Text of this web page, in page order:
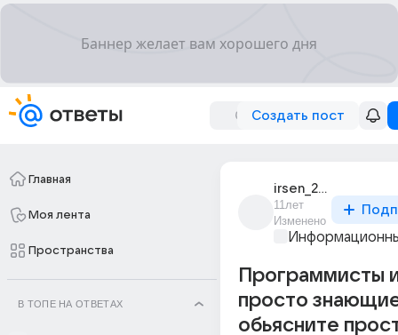
Создать пост
Главная
Моя лента
Пространства
В ТОПЕ НА ОТВЕТАХ
irsen_279
11лет
Изменено
Программисты
просто
обьясните